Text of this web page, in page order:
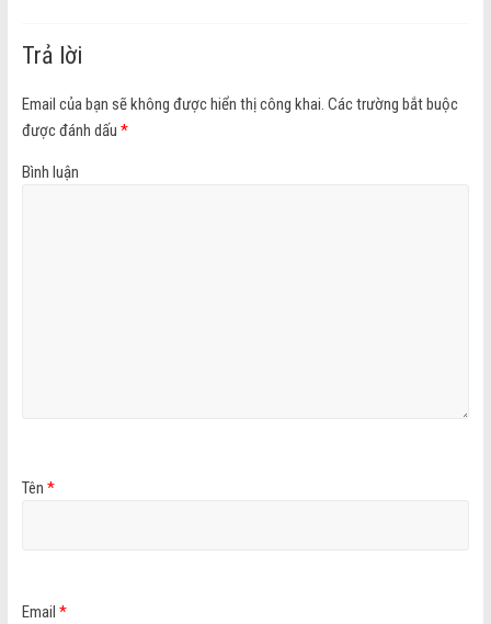
Trả lời
Email của bạn sẽ không được hiển thị công khai. Các trường bắt buộc
được đánh dấu *
Bình luận
Tên *
Email *